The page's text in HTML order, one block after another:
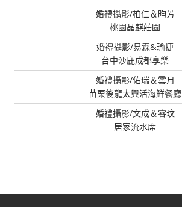
婚禮攝影/柏仁＆昀芳
桃園晶麒莊園
婚禮攝影/易霖&瑜捷
台中沙鹿成都享樂
婚禮攝影/佑瑞＆雲月
苗栗後龍太興活海鮮餐廳
婚禮攝影/文成＆睿玟
居家流水席